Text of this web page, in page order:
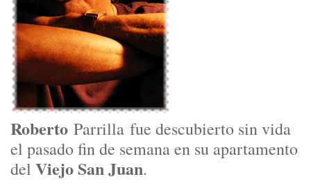
Roberto Parrilla fue descubierto sin vida
el pasado fin de semana en su apartamento
del Viejo San Juan.